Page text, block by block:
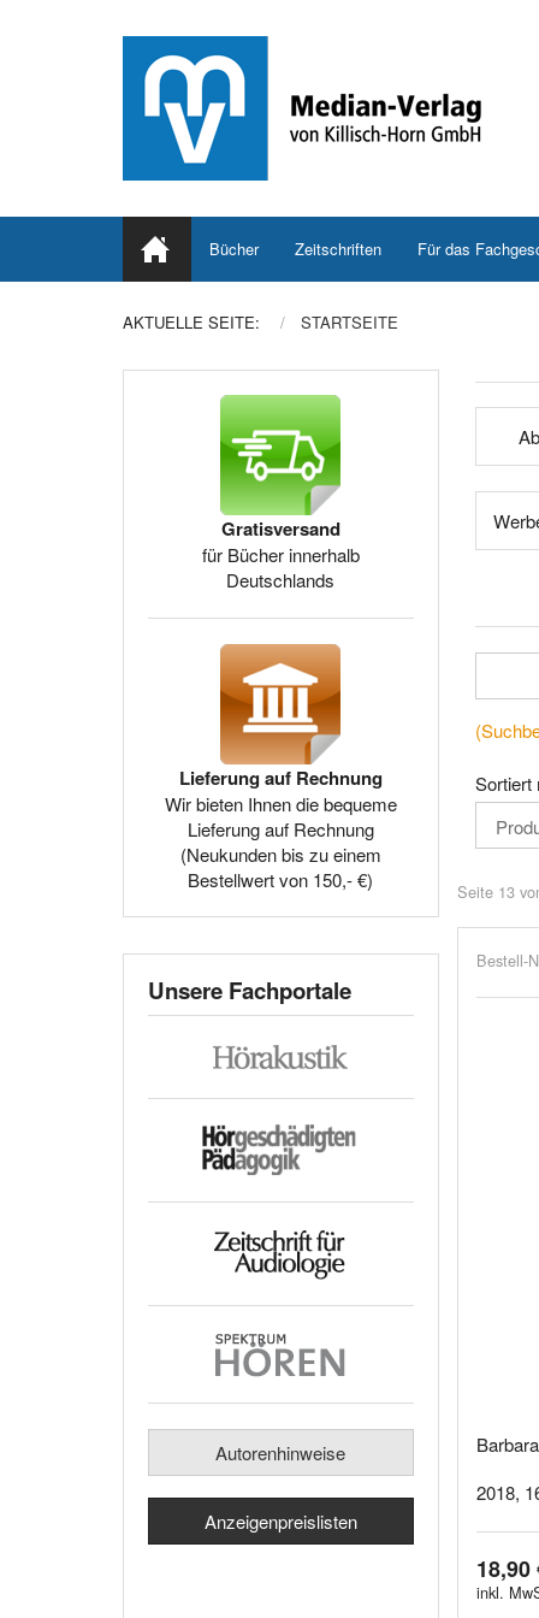
Bücher Zeitschriften Für das
AKTUELLE SEITE: STARTSEITE
Sortiert
Seite 13
Bestell-
2018,
18,90
inkl.
Gratisversand
für Bücher innerhalb
Deutschlands
Lieferung auf Rechnung
Wir bieten Ihnen die bequeme
Lieferung auf Rechnung
(Neukunden bis zu einem
Bestellwert von 150,- €)
Unsere Fachportale
Autorenhinweise
Anzeigenpreislisten